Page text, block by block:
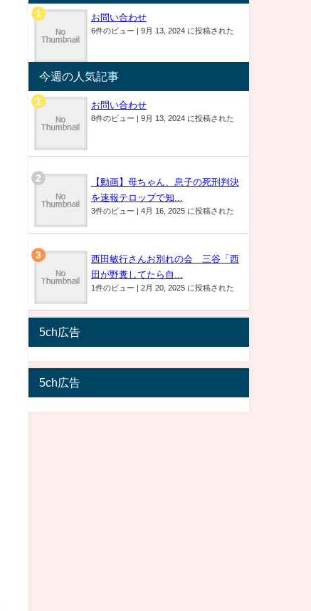
お問い合わせ
6件のビュー | 9月 13, 2024 に投稿された
今週の人気記事
お問い合わせ
8件のビュー | 9月 13, 2024 に投稿された
【動画】母ちゃん、息子の死刑判決
を速報テロップで知...
3件のビュー | 4月 16, 2025 に投稿された
西田敏行さんお別れの会 三谷「西
田が野糞してたら自...
1件のビュー | 2月 20, 2025 に投稿された
5ch広告
5ch広告